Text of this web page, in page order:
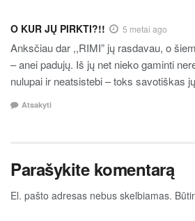
O KUR JŲ PIRKTI?!! 5 metai ago
Anksčiau dar ,,RIMI” jų rasdavau, o
– anei padujų. Iš jų net nieko gaminti
nulupai ir neatsistebi – toks savotiškas
Atsakyti
Parašykite komentarą
El. pašto adresas nebus skelbiamas.